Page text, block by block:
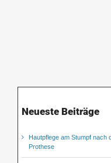
Neueste Beiträge
Hautpflege am Stumpf nach
Prothese